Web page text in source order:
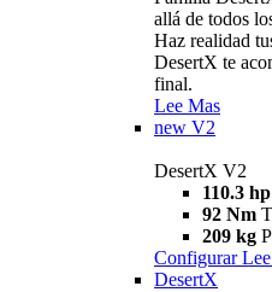
allá de todos
Haz realidad
DesertX te
final.
Lee Mas
new V2
DesertX V2
110.3 hp
92 Nm
209 kg
Configurar
DesertX